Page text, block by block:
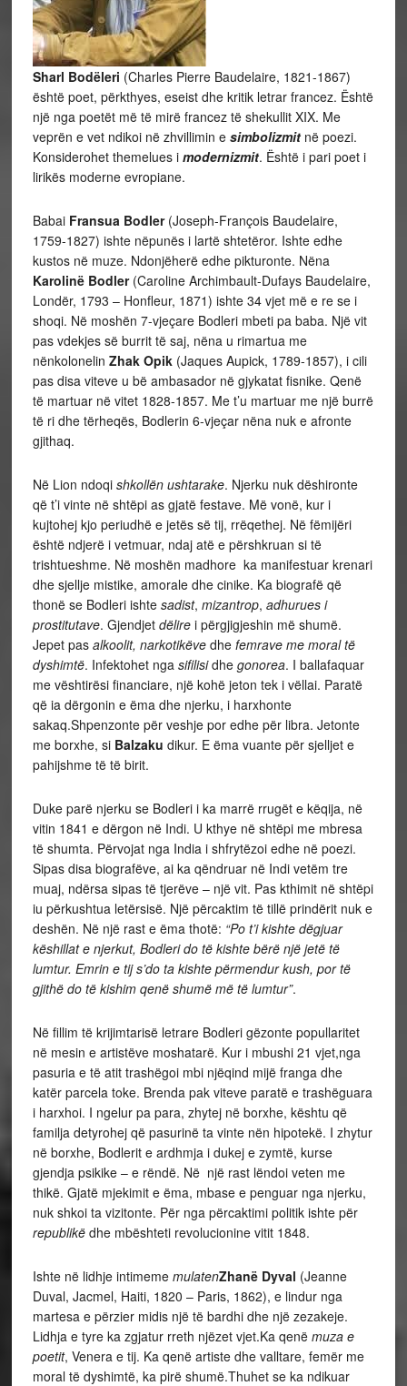
Sharl Bodëleri (Charles Pierre Baudelaire, 1821-1867)
është poet, përkthyes, eseist dhe kritik letrar francez. Është
një nga poetët më të mirë francez të shekullit XIX. Me
veprën e vet ndikoi në zhvillimin e simbolizmitnë poezi.
Konsiderohet themelues i modernizmit. Është i pari poet i
lirikës moderne evropiane.
Babai Fransua Bodler(Joseph-François Baudelaire,
1759-1827) ishte nëpunës i lartë shtetëror. Ishte edhe
kustos në muze. Ndonjëherë edhe pikturonte. Nëna
Karolinë Bodler(Caroline Archimbault-Dufays Baudelaire,
Londër, 1793 – Honfleur, 1871) ishte 34 vjet më e re se i
shoqi. Në moshën 7-vjeçare Bodleri mbeti pa baba. Një vit
pas vdekjes së burrit të saj, nëna u rimartua me
nënkolonelin Zhak Opik(Jaques Aupick, 1789-1857), i cili
pas disa viteve u bë ambasador në gjykatat fisnike. Qenë
të martuar në vitet 1828-1857. Me t’u martuar me një burrë
të ri dhe tërheqës, Bodlerin 6-vjeçar nëna nuk e afronte
gjithaq.
Në Lion ndoqi shkollën ushtarake. Njerku nuk dëshironte
që t’i vinte në shtëpi as gjatë festave. Më vonë, kur i
kujtohej kjo periudhë e jetës së tij, rrëqethej. Në fëmijëri
është ndjerë i vetmuar, ndaj atë e përshkruan si të
trishtueshme. Në moshën madhore ka manifestuar krenari
dhe sjellje mistike, amorale dhe cinike. Ka biografë që
thonë se Bodleri ishte sadist, mizantrop, adhurues i
prostitutave. Gjendjet dëlirei përgjigjeshin më shumë.
Jepet pas alkoolit, narkotikëvedhe femrave me moral të
dyshimtë. Infektohet nga sifilisidhe gonorea. I ballafaquar
me vështirësi financiare, një kohë jeton tek i vëllai. Paratë
që ia dërgonin e ëma dhe njerku, i harxhonte
sakaq.Shpenzonte për veshje por edhe për libra. Jetonte
me borxhe, si Balzaku dikur. E ëma vuante për sjelljet e
pahijshme të të birit.
Duke parë njerku se Bodleri i ka marrë rrugët e këqija, në
vitin 1841 e dërgon në Indi. U kthye në shtëpi me mbresa
të shumta. Përvojat nga India i shfrytëzoi edhe në poezi.
Sipas disa biografëve, ai ka qëndruar në Indi vetëm tre
muaj, ndërsa sipas të tjerëve – një vit. Pas kthimit në shtëpi
iu përkushtua letërsisë. Një përcaktim të tillë prindërit nuk e
deshën. Në një rast e ëma thotë: “Po t’i kishte dëgjuar
këshillat e njerkut, Bodleri do të kishte bërë një jetë të
lumtur. Emrin e tij s’do ta kishte përmendur kush, por të
gjithë do të kishim qenë shumë më të lumtur”.
Në fillim të krijimtarisë letrare Bodleri gëzonte popullaritet
në mesin e artistëve moshatarë. Kur i mbushi 21 vjet,nga
pasuria e të atit trashëgoi mbi njëqind mijë franga dhe
katër parcela toke. Brenda pak viteve paratë e trashëguara
i harxhoi. I ngelur pa para, zhytej në borxhe, kështu që
familja detyrohej që pasurinë ta vinte nën hipotekë. I zhytur
në borxhe, Bodlerit e ardhmja i dukej e zymtë, kurse
gjendja psikike – e rëndë. Në një rast lëndoi veten me
thikë. Gjatë mjekimit e ëma, mbase e penguar nga njerku,
nuk shkoi ta vizitonte. Për nga përcaktimi politik ishte për
republikëdhe mbështeti revolucionine vitit 1848.
Ishte në lidhje intimeme mulatenZhanë Dyval (Jeanne
Duval, Jacmel, Haiti, 1820 – Paris, 1862), e lindur nga
martesa e përzier midis një të bardhi dhe një zezakeje.
Lidhja e tyre ka zgjatur rreth njëzet vjet.Ka qenë muza e
poetit, Venera e tij. Ka qenë artiste dhe valltare, femër me
moral të dyshimtë, ka pirë shumë.Thuhet se ka ndikuar